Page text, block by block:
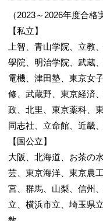
（2023～2026年度合格
【私立】
上智、青山学院、立教
學院、明治学院、武蔵
電機、津田塾、東京女
修、武蔵野、東京経済
政、北里、東京薬科、
同志社、立命館、近畿
【国公立】
大阪、北海道、お茶の
芸、東京海洋、東京農
宮、群馬、山梨、信州
立、横浜市立、埼玉県